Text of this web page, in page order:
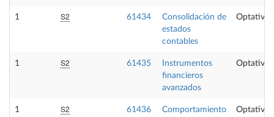
1 S2 61434
Consolidación de
estados
contables
Optativa
1 S2 61435
Instrumentos
financieros
avanzados
Optativa
1 S2 61436
Comportamiento
Optativa